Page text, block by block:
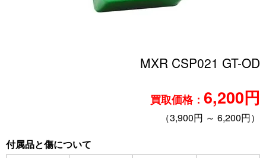
MXR CSP021 GT-OD
買取価格： 6,200円
（3,900円 ～ 6,200円）
付属品と傷について